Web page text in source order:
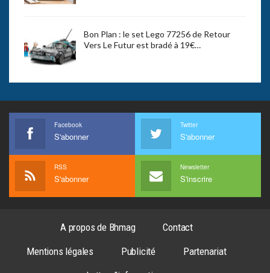
Bon Plan : le set Lego 77256 de Retour
Vers Le Futur est bradé à 19€…
Facebook
S'abonner
Twitter
S'abonner
RSS
S'abonner
Newsletter
S'inscrire
A propos de Bhmag
Contact
Mentions légales
Publicité
Partenariat